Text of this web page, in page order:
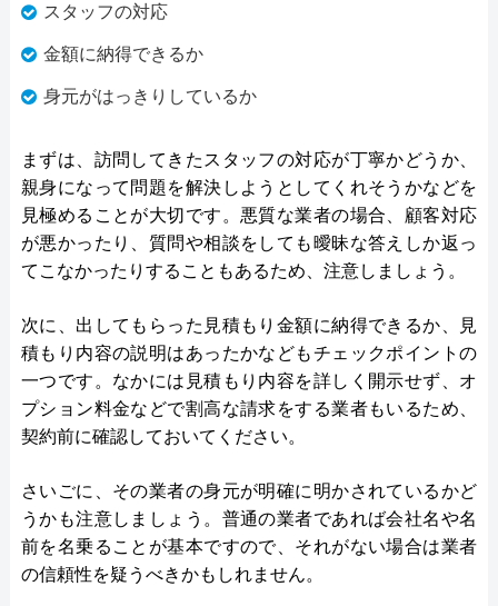
スタッフの対応
金額に納得できるか
身元がはっきりしているか
まずは、訪問してきたスタッフの対応が丁寧かどうか、
親身になって問題を解決しようとしてくれそうかなどを
見極めることが大切です。悪質な業者の場合、顧客対応
が悪かったり、質問や相談をしても曖昧な答えしか返っ
てこなかったりすることもあるため、注意しましょう。
次に、出してもらった見積もり金額に納得できるか、見
積もり内容の説明はあったかなどもチェックポイントの
一つです。なかには見積もり内容を詳しく開示せず、オ
プション料金などで割高な請求をする業者もいるため、
契約前に確認しておいてください。
さいごに、その業者の身元が明確に明かされているかど
うかも注意しましょう。普通の業者であれば会社名や名
前を名乗ることが基本ですので、それがない場合は業者
の信頼性を疑うべきかもしれません。